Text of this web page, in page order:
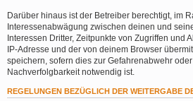
Darüber hinaus ist der Betreiber berechtigt, im
Interessenabwägung zwischen deinen und
Interessen Dritter, Zeitpunkte von Zugriffen und
IP-Adresse und der von deinem Browser
speichern, sofern dies zur Gefahrenabwehr
Nachverfolgbarkeit notwendig ist.
REGELUNGEN BEZÜGLICH DER WEITERGABE